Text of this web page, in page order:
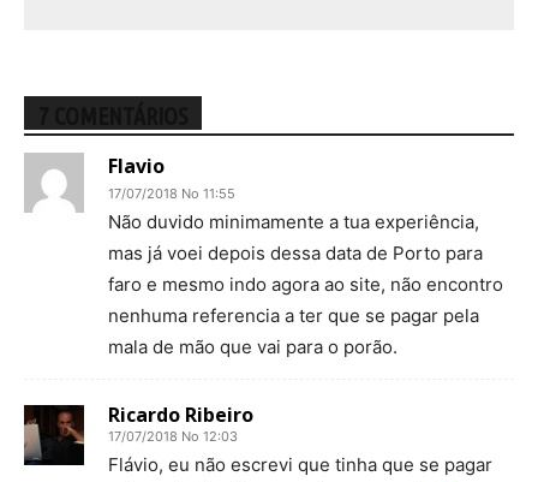
Flavio
17/07/2018 No 11:55
Não duvido minimamente a tua experiência,
mas já voei depois dessa data de Porto para
faro e mesmo indo agora ao site, não encontro
nenhuma referencia a ter que se pagar pela
mala de mão que vai para o porão.
Ricardo Ribeiro
17/07/2018 No 12:03
Flávio, eu não escrevi que tinha que se pagar